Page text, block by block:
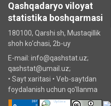
Qashqadaryo viloyat
statistika boshqarmasi
180100, Qarshi sh, Mustаqillik
shoh ko‘chаsi, 2b-uy
E-mail: info@qashstat.uz;
qashstat@umail.uz;
• Sayt xaritasi • Veb-saytdan
foydalanish uchun qo'llanma